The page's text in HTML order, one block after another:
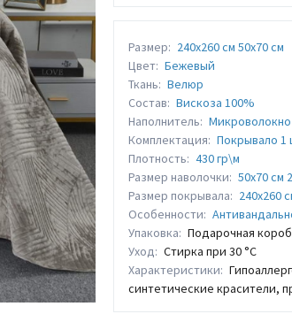
Размер: 240х260 см 50х70 см
Цвет: Бежевый
Ткань: Велюр
Состав: Вискоза 100%
Наполнитель:
Комплектация: Покрывало 1
Плотность: 430 гр\м
Размер наволочки: 50х70 см
Размер покрывала: 240х260
Особенности:
Упаковка: Подарочная
Уход: Стирка при 30 °С
Характеристики:
синтетические красители,